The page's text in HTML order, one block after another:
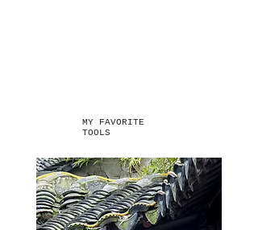
MY FAVORITE
TOOLS